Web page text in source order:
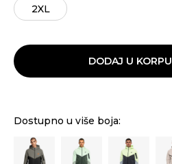
2XL
DODAJ U KORPU
Dostupno u više boja: